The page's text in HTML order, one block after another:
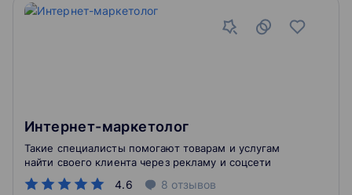
Интернет-маркетолог
4.6 8 отзывов
Такие специалисты помогают товарам и услугам
найти своего клиента через рекламу и соцсети